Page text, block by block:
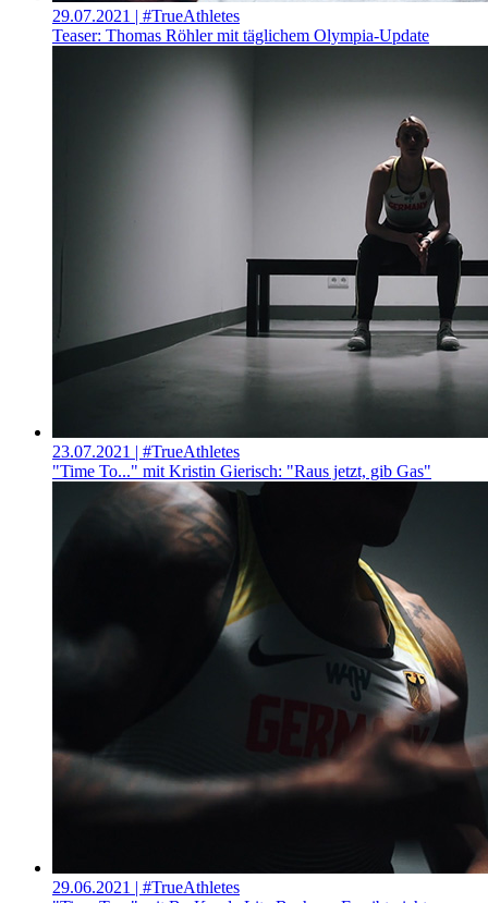
29.07.2021 | #TrueAthletes
Teaser: Thomas Röhler mit täglichem Olympia-Update
23.07.2021 | #TrueAthletes
"Time To..." mit Kristin Gierisch: "Raus jetzt, gib Gas"
29.06.2021 | #TrueAthletes